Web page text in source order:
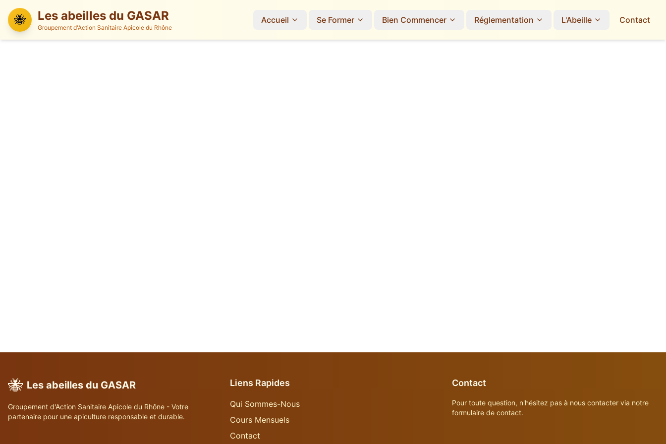
🐝 Les abeilles du GASAR
Groupement d'Action Sanitaire Apicole du Rhône
Accueil Se Former Bien Commencer Réglementation L'Abeille Contact
🐝 Les abeilles du GASAR
Groupement d'Action Sanitaire Apicole du Rhône - Votre
partenaire pour une apiculture responsable et durable.
Liens Rapides
Qui Sommes-Nous
Cours Mensuels
Contact
Contact
Pour toute question, n'hésitez pas à nous contacter via notre
formulaire de contact.